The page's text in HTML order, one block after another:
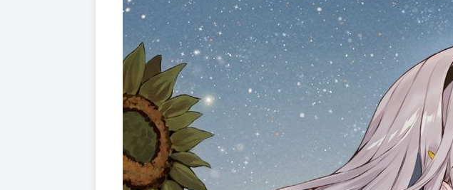
作。興趣是彈鋼琴、料理、草本茶。
はねこと
日本插畫家。居住在北海道。
以社團名TETRAPOT進行同人創作等活動。
©Yusaku Igarashi 2024 Illustration：Hanekoto / KADOKAWA CORPORATION